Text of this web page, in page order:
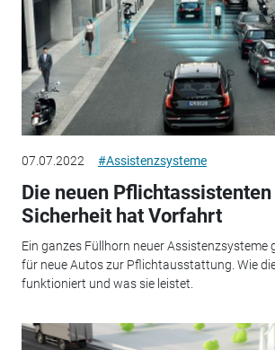
07.07.2022 #Assistenzsysteme
Die neuen
Sicherheit hat Vorfahrt
Ein ganzes Füllhorn neuer Assistenzsysteme
für neue Autos zur Pflichtausstattung. Wie
funktioniert und was sie leistet.